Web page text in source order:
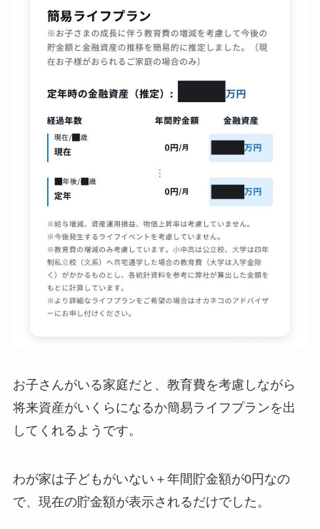
お子さんがいる家庭だと、教育費を考慮しながら
将来資産がいくらになるか簡易ライフプランを出
してくれるようです。
わが家は子どもがいない＋年間貯金額が0円なの
で、現在の貯金額が表示されるだけでした。